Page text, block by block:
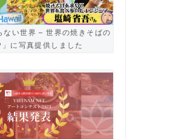
ない世界 – 世界の焼きそばの
に写真提供しました